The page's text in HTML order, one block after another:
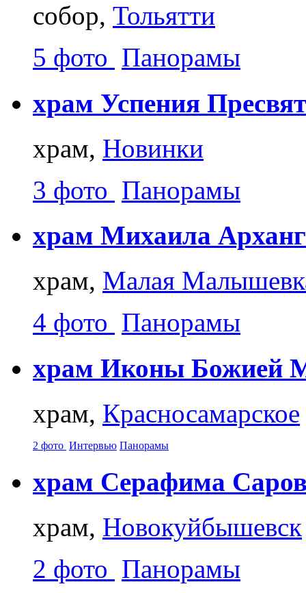
собор, Тольятти
5 фото Панорамы
храм Успения
храм, Новинки
3 фото Панорамы
храм Михаила
храм, Малая
4 фото Панорамы
храм Иконы Божией
храм, Красносамарское
2 фото Интервью Панорамы
храм Серафима
храм, Новокуйбышевск
2 фото Панорамы